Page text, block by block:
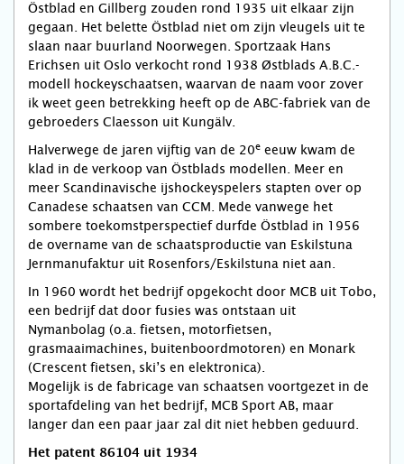
Östblad en Gillberg zouden rond 1935 uit elkaar zijn
gegaan. Het belette Östblad niet om zijn vleugels uit te
slaan naar buurland Noorwegen. Sportzaak Hans
Erichsen uit Oslo verkocht rond 1938 Østblads A.B.C.-
modell hockeyschaatsen, waarvan de naam voor zover
ik weet geen betrekking heeft op de ABC-fabriek van de
gebroeders Claesson uit Kungälv.
Halverwege de jaren vijftig van de 20e eeuw kwam de
klad in de verkoop van Östblads modellen. Meer en
meer Scandinavische ijshockeyspelers stapten over op
Canadese schaatsen van CCM. Mede vanwege het
sombere toekomstperspectief durfde Östblad in 1956
de overname van de schaatsproductie van Eskilstuna
Jernmanufaktur uit Rosenfors/Eskilstuna niet aan.
In 1960 wordt het bedrijf opgekocht door MCB uit Tobo,
een bedrijf dat door fusies was ontstaan uit
Nymanbolag (o.a. fietsen, motorfietsen,
grasmaaimachines, buitenboordmotoren) en Monark
(Crescent fietsen, ski’s en elektronica).
Mogelijk is de fabricage van schaatsen voortgezet in de
sportafdeling van het bedrijf, MCB Sport AB, maar
langer dan een paar jaar zal dit niet hebben geduurd.
Het patent 86104 uit 1934